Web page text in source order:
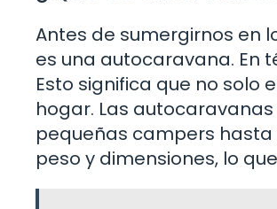
Antes de sumergirnos en
es una autocaravana. En
Esto significa que no
hogar. Las
pequeñas campers hasta
peso y dimensiones, lo